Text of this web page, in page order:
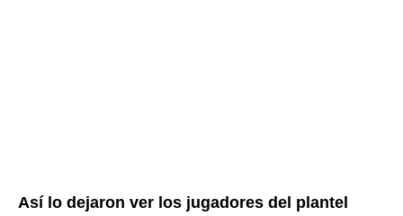
Así lo dejaron ver los jugadores del plantel